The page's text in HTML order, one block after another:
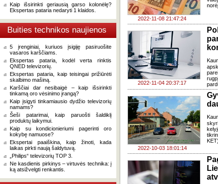
Kaip išsirinkti geriausią garso kolonėlę?
Ekspertas pataria nedaryti 1 klaidos.
Buities technikos naujienos
5 įrenginiai, kuriuos įsigiję pasiruošite
vasaros karščiams.
Ekspertas pataria, kodėl verta rinktis
QNED televizorių.
Ekspertas pataria, kaip teisingai prižiūrėti
skalbimo mašiną.
Karščiai dar nesibaigė – kaip išsirinkti
tinkamą oro vėsinimo įrangą?
Kaip įsigyti tinkamiausio dydžio televizorių
namams?
Šeši patarimai, kaip paruošti šaldiklį
produktų laikymui.
Kaip su kondicionieriumi pagerinti oro
kokybę namuose?
Ekspertai paaiškina, kaip žinoti, kada
laikas pirkti naują šaldytuvą.
„Philips“ televizorių TOP 3.
Ne kasdienis pirkinys – virtuvės technika: į
ką atsižvelgti renkantis.
2022-11-08 21:47:24
2022-11-04 20:37:17
2022-10-03 18:01:14